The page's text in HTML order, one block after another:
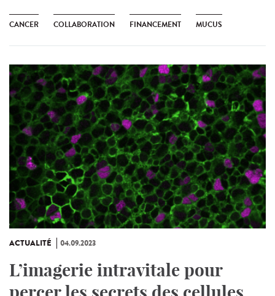
CANCER COLLABORATION FINANCEMENT MUCUS
ACTUALITÉ 04.09.2023
L’imagerie intravitale pour